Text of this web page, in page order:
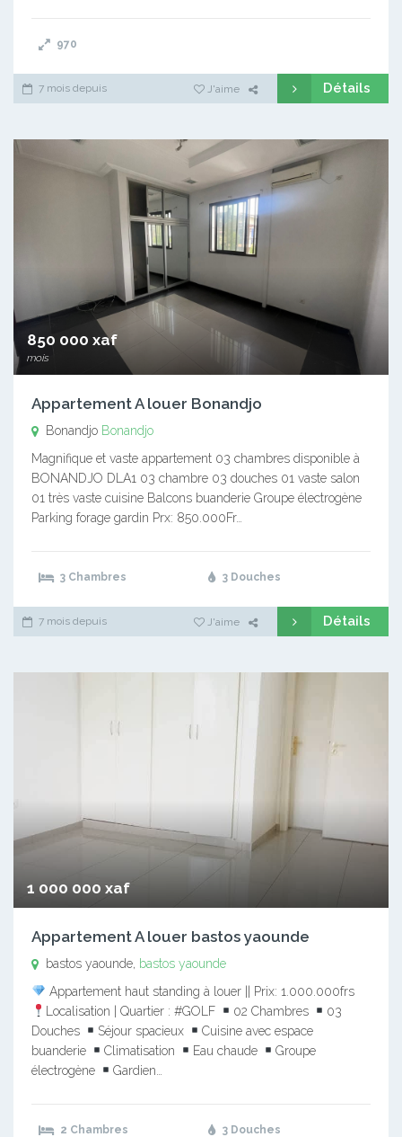
970
7 mois depuis J'aime Détails
850 000 xaf
mois
Appartement A louer Bonandjo
Bonandjo Bonandjo
Magnifique et vaste appartement 03 chambres disponible à
BONANDJO DLA1 03 chambre 03 douches 01 vaste salon
01 très vaste cuisine Balcons buanderie Groupe électrogène
Parking forage gardin Prx: 850.000Fr…
3 Chambres 3 Douches
7 mois depuis J'aime Détails
1 000 000 xaf
Appartement A louer bastos yaounde
bastos yaounde, bastos yaounde
Appartement haut standing à louer || Prix: 1.000.000frs
Localisation | Quartier : #GOLF
02 Chambres
03
Douches
Séjour spacieux
Cuisine avec espace
buanderie
Climatisation Eau chaude
Groupe
électrogène
Gardien…
2 Chambres 3 Douches